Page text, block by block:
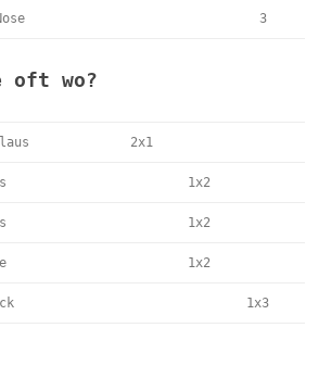
3
oft wo?
2x1
1x2
1x2
1x2
1x3